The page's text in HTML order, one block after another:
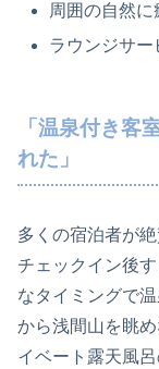
周囲の自然
ラウンジサー
「温泉付き客
れた」
多くの宿泊者が
チェックイン後
なタイミングで
から浅間山を眺
イベート露天風